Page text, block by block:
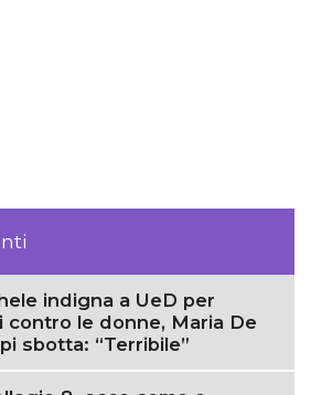
indigna a UeD per
contro le donne, Maria De
sbotta: “Terribile”